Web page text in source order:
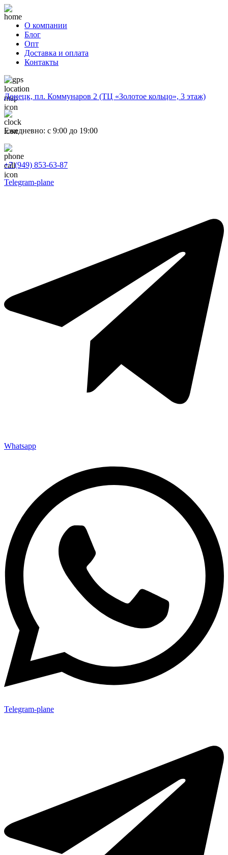
О компании
Блог
Опт
Доставка и оплата
Контакты
Донецк, пл. Коммунаров 2 (ТЦ «Золотое кольцо», 3 этаж)
Ежедневно: с 9:00 до 19:00
+7 (949) 853-63-87
Telegram-plane
Whatsapp
Telegram-plane